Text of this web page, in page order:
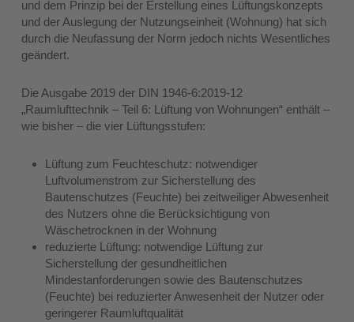
und dem Prinzip bei der Erstellung eines Lüftungskonzepts
und der Auslegung der Nutzungseinheit (Wohnung) hat sich
durch die Neufassung der Norm jedoch nichts Wesentliches
geändert.
Die Ausgabe 2019 der DIN 1946-6:2019-12
„Raumlufttechnik – Teil 6: Lüftung von Wohnungen“ enthält –
wie bisher – die vier Lüftungsstufen:
Lüftung zum Feuchteschutz: notwendiger
Luftvolumenstrom zur Sicherstellung des
Bautenschutzes (Feuchte) bei zeitweiliger Abwesenheit
des Nutzers ohne die Berücksichtigung von
Wäschetrocknen in der Wohnung
reduzierte Lüftung: notwendige Lüftung zur
Sicherstellung der gesundheitlichen
Mindestanforderungen sowie des Bautenschutzes
(Feuchte) bei reduzierter Anwesenheit der Nutzer oder
geringerer Raumluftqualität